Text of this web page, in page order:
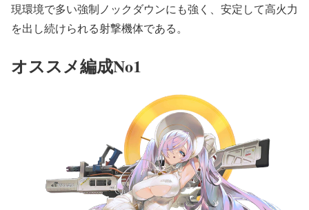
現環境で多い強制ノックダウンにも強く、安定して高火力
を出し続けられる射撃機体である。
オススメ編成No1